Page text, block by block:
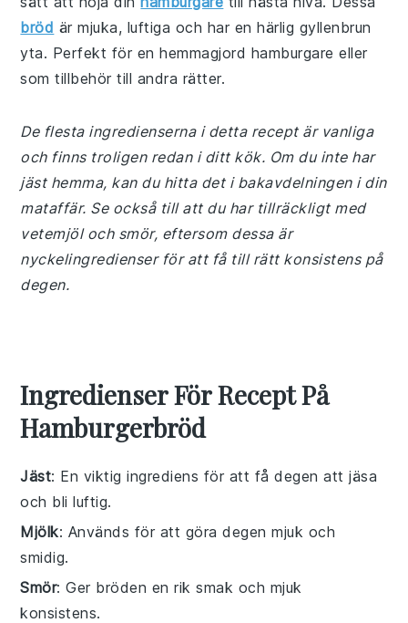
bröd är mjuka, luftiga och har en härlig gyllenbrun
yta. Perfekt för en hemmagjord hamburgare eller
som tillbehör till andra rätter.
De flesta ingredienserna i detta recept är vanliga
och finns troligen redan i ditt kök. Om du inte har
jäst hemma, kan du hitta det i bakavdelningen i din
mataffär. Se också till att du har tillräckligt med
vetemjöl och smör, eftersom dessa är
nyckelingredienser för att få till rätt konsistens på
degen.
Ingredienser För Recept På
Hamburgerbröd
Jäst: En viktig ingrediens för att få degen att jäsa
och bli luftig.
Mjölk: Används för att göra degen mjuk och
smidig.
Smör: Ger bröden en rik smak och mjuk
konsistens.